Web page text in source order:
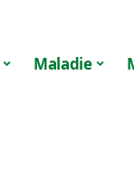
Maladie